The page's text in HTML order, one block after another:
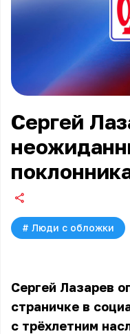
Сергей
# Люди с обложки
Сергей Лазарев
страничке в
с трёхлетним